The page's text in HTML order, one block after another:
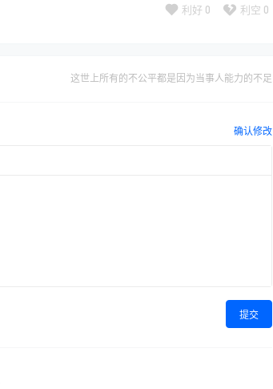
利好 0 利空 0
这世上所有的不公平都是因为当事人能力的不足
确认修改
提交